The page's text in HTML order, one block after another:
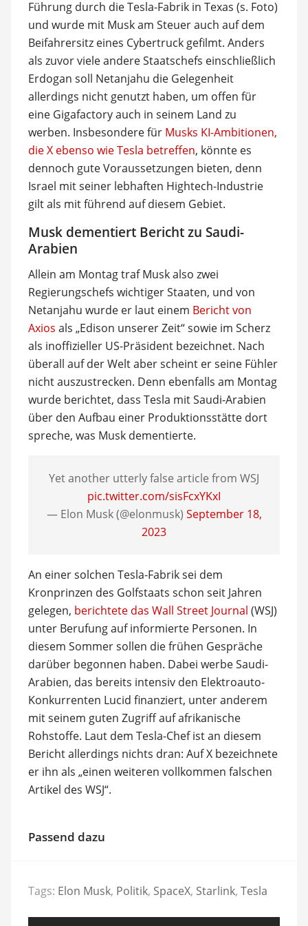
Führung durch die Tesla-Fabrik in Texas (s. Foto)
und wurde mit Musk am Steuer auch auf dem
Beifahrersitz eines Cybertruck gefilmt. Anders
als zuvor viele andere Staatschefs einschließlich
Erdogan soll Netanjahu die Gelegenheit
allerdings nicht genutzt haben, um offen für
eine Gigafactory auch in seinem Land zu
werben. Insbesondere für Musks KI-Ambitionen,
die X ebenso wie Tesla betreffen, könnte es
dennoch gute Voraussetzungen bieten, denn
Israel mit seiner lebhaften Hightech-Industrie
gilt als mit führend auf diesem Gebiet.
Musk dementiert Bericht zu Saudi-
Arabien
Allein am Montag traf Musk also zwei
Regierungschefs wichtiger Staaten, und von
Netanjahu wurde er laut einem Bericht von
Axios als „Edison unserer Zeit“ sowie im Scherz
als inoffizieller US-Präsident bezeichnet. Nach
überall auf der Welt aber scheint er seine Fühler
nicht auszustrecken. Denn ebenfalls am Montag
wurde berichtet, dass Tesla mit Saudi-Arabien
über den Aufbau einer Produktionsstätte dort
spreche, was Musk dementierte.
Yet another utterly false article from WSJ
pic.twitter.com/sisFcxYKxI
— Elon Musk (@elonmusk) September 18,
2023
An einer solchen Tesla-Fabrik sei dem
Kronprinzen des Golfstaats schon seit Jahren
gelegen, berichtete das Wall Street Journal (WSJ)
unter Berufung auf informierte Personen. In
diesem Sommer sollen die frühen Gespräche
darüber begonnen haben. Dabei werbe Saudi-
Arabien, das bereits intensiv den Elektroauto-
Konkurrenten Lucid finanziert, unter anderem
mit seinem guten Zugriff auf afrikanische
Rohstoffe. Laut dem Tesla-Chef ist an diesem
Bericht allerdings nichts dran: Auf X bezeichnete
er ihn als „einen weiteren vollkommen falschen
Artikel des WSJ“.
Passend dazu
Tags: Elon Musk, Politik, SpaceX, Starlink, Tesla